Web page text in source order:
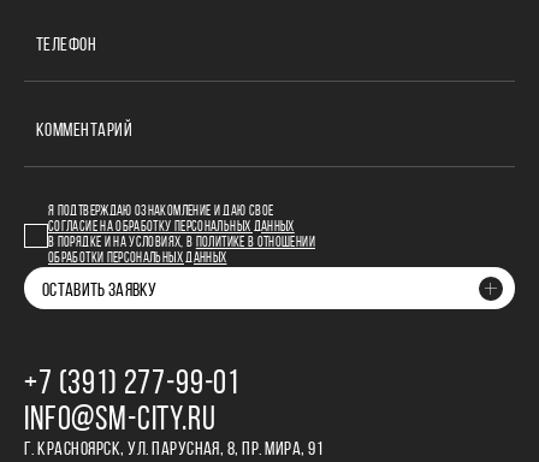
ТЕЛЕФОН
КОММЕНТАРИЙ
Я ПОДТВЕРЖДАЮ ОЗНАКОМЛЕНИЕ И ДАЮ СВОЕ
СОГЛАСИЕ НА ОБРАБОТКУ ПЕРСОНАЛЬНЫХ ДАННЫХ
В ПОРЯДКЕ И НА УСЛОВИЯХ, В
ПОЛИТИКЕ В ОТНОШЕНИИ
ОБРАБОТКИ ПЕРСОНАЛЬНЫХ ДАННЫХ
ОСТАВИТЬ ЗАЯВКУ
+7 (391) 277‒99‒01
INFO@SM-CITY.RU
Г. КРАСНОЯРСК, УЛ. ПАРУСНАЯ, 8, ПР. МИРА, 91